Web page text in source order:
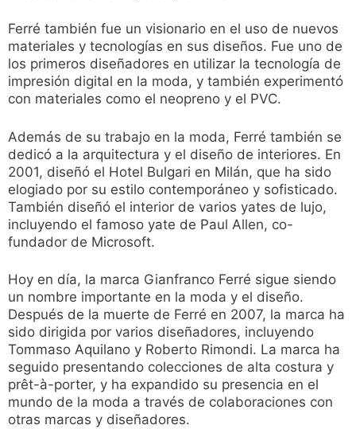
Ferré también fue un visionario en el uso de nuevos
materiales y tecnologías en sus diseños. Fue uno de
los primeros diseñadores en utilizar la tecnología de
impresión digital en la moda, y también experimentó
con materiales como el neopreno y el PVC.
Además de su trabajo en la moda, Ferré también se
dedicó a la arquitectura y el diseño de interiores. En
2001, diseñó el Hotel Bulgari en Milán, que ha sido
elogiado por su estilo contemporáneo y sofisticado.
También diseñó el interior de varios yates de lujo,
incluyendo el famoso yate de Paul Allen, co-
fundador de Microsoft.
Hoy en día, la marca Gianfranco Ferré sigue siendo
un nombre importante en la moda y el diseño.
Después de la muerte de Ferré en 2007, la marca ha
sido dirigida por varios diseñadores, incluyendo
Tommaso Aquilano y Roberto Rimondi. La marca ha
seguido presentando colecciones de alta costura y
prêt-à-porter, y ha expandido su presencia en el
mundo de la moda a través de colaboraciones con
otras marcas y diseñadores.